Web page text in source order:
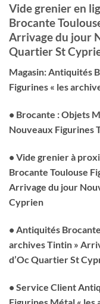
Vide grenier en
Brocante
Arrivage du jour
Quartier St
Magasin: Antiquités
Figurines « les
• Brocante : Objets
Nouveaux Figurines
• Vide grenier à
Brocante Toulouse
Arrivage du jour
Cyprien
• Antiquités
archives Tintin »
d’Oc Quartier St
• Service Client
Figurines Métal «